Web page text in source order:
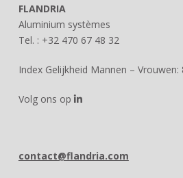
FLANDRIA
Aluminium systèmes
Tel. : +32 470 67 48 32
Index Gelijkheid Mannen – Vrouwen:
Volg ons op
contact@flandria.com